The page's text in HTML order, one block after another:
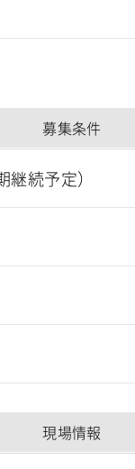
募集条件
続予定）
現場情報